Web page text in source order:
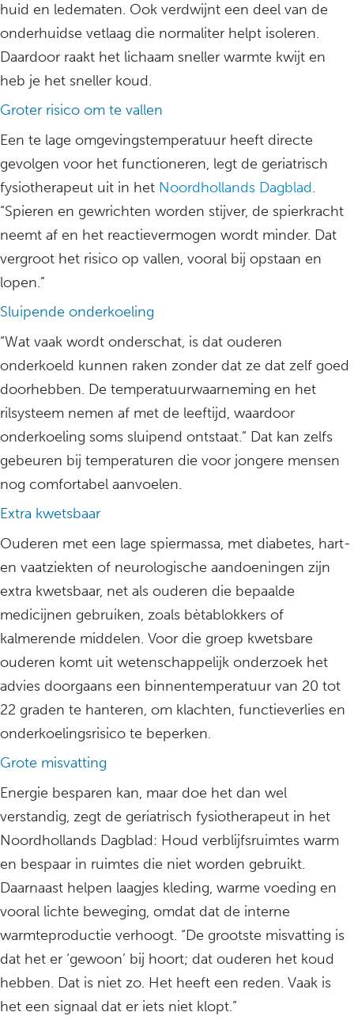
huid en ledematen. Ook verdwijnt een deel van de
onderhuidse vetlaag die normaliter helpt isoleren.
Daardoor raakt het lichaam sneller warmte kwijt en
heb je het sneller koud.
Groter risico om te vallen
Een te lage omgevingstemperatuur heeft directe
gevolgen voor het functioneren, legt de geriatrisch
fysiotherapeut uit in het Noordhollands Dagblad.
“Spieren en gewrichten worden stijver, de spierkracht
neemt af en het reactievermogen wordt minder. Dat
vergroot het risico op vallen, vooral bij opstaan en
lopen.”
Sluipende onderkoeling
“Wat vaak wordt onderschat, is dat ouderen
onderkoeld kunnen raken zonder dat ze dat zelf goed
doorhebben. De temperatuurwaarneming en het
rilsysteem nemen af met de leeftijd, waardoor
onderkoeling soms sluipend ontstaat.” Dat kan zelfs
gebeuren bij temperaturen die voor jongere mensen
nog comfortabel aanvoelen.
Extra kwetsbaar
Ouderen met een lage spiermassa, met diabetes, hart-
en vaatziekten of neurologische aandoeningen zijn
extra kwetsbaar, net als ouderen die bepaalde
medicijnen gebruiken, zoals bètablokkers of
kalmerende middelen. Voor die groep kwetsbare
ouderen komt uit wetenschappelijk onderzoek het
advies doorgaans een binnentemperatuur van 20 tot
22 graden te hanteren, om klachten, functieverlies en
onderkoelingsrisico te beperken.
Grote misvatting
Energie besparen kan, maar doe het dan wel
verstandig, zegt de geriatrisch fysiotherapeut in het
Noordhollands Dagblad: Houd verblijfsruimtes warm
en bespaar in ruimtes die niet worden gebruikt.
Daarnaast helpen laagjes kleding, warme voeding en
vooral lichte beweging, omdat dat de interne
warmteproductie verhoogt. “De grootste misvatting is
dat het er ‘gewoon’ bij hoort; dat ouderen het koud
hebben. Dat is niet zo. Het heeft een reden. Vaak is
het een signaal dat er iets niet klopt.”